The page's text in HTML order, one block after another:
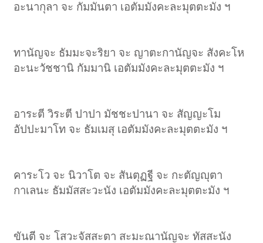
อะนากุลา จะ กัมมันตา เอตัมมังคะละมุตตะมัง ฯ
ทานัญจะ ธัมมะจะริยา จะ ญาตะกานัญจะ สังคะโห
อะนะวัชชานิ กัมมานิ เอตัมมังคะละมุตตะมัง ฯ
อาระตี วิระตี ปาปา มัชชะปานา จะ สัญญะโม
อัปปะมาโท จะ ธัมเมสุ เอตัมมังคะละมุตตะมัง ฯ
คาระโว จะ นิวาโต จะ สันตุฏฐี จะ กะตัญญุตา
กาเลนะ ธัมมัสสะวะนัง เอตัมมังคะละมุตตะมัง ฯ
ขันตี จะ โสวะจัสสะตา สะมะณานัญจะ ทัสสะนัง